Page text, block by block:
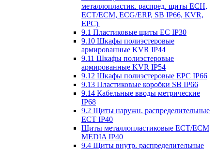
металлопластик. распред. щиты ECH,
ECT/ECM, ECG/ERP, SB IP66, KVR,
EPC)
9.1 Пластиковые щиты EC IP30
9.10 Шкафы полиэстеровые
армированные KVR IP44
9.11 Шкафы полиэстеровые
армированные KVR IP54
9.12 Шкафы полиэстеровые EPC IP66
9.13 Пластиковые коробки SB IP66
9.14 Кабельные вводы метрические
IP68
9.2 Щиты наружн. распределительные
ECT IP40
Щиты металлопластиковые ECT/ECM
MEDIA IP40
9.4 Щиты внутр. распределительные